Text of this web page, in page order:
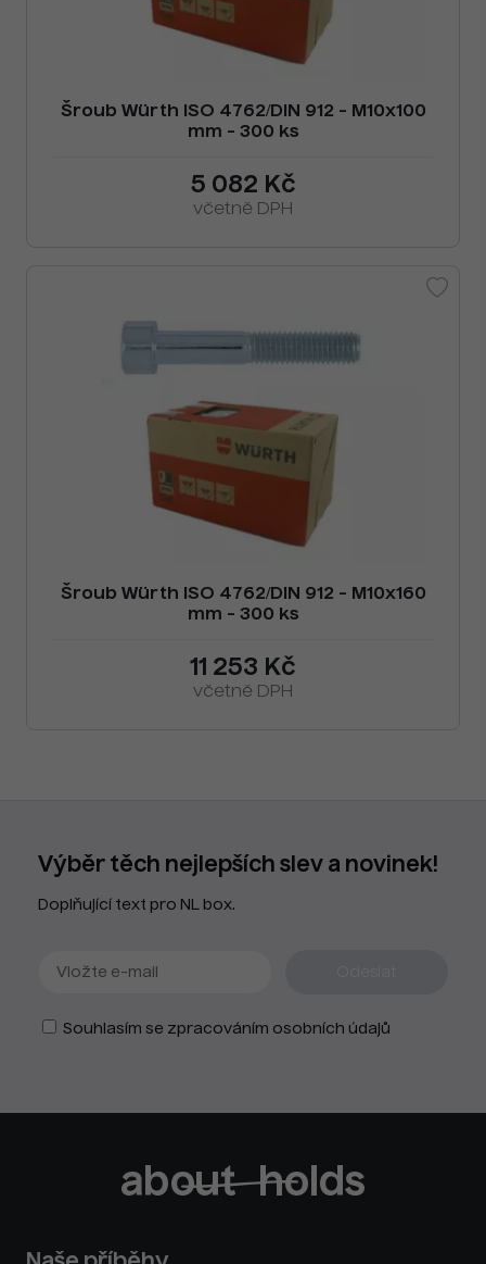
Šroub Würth ISO 4762/DIN 912 - M10x100
mm - 300 ks
5 082 Kč
včetně DPH
Šroub Würth ISO 4762/DIN 912 - M10x160
mm - 300 ks
11 253 Kč
včetně DPH
Výběr těch nejlepších slev a novinek!
Doplňující text pro NL box.
Souhlasím se zpracováním osobních údajů